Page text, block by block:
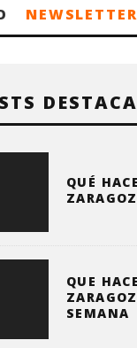
NEWSLETTER
QUÉ
QUE
SEMANA